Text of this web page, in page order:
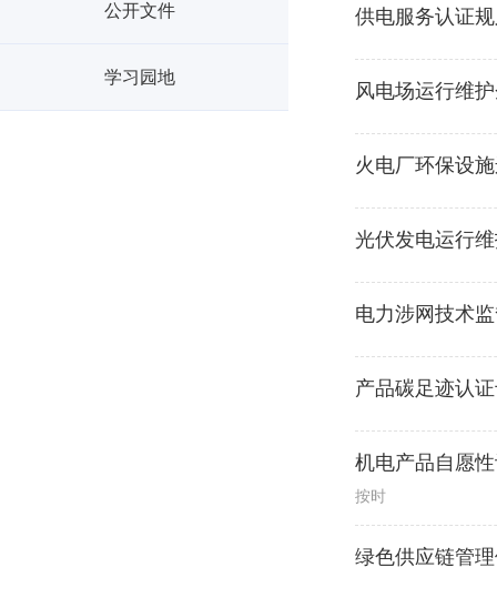
公开文件
学习园地
供电服务认证
风电场运行维
火电厂环保设
光伏发电运行
电力涉网技术
产品碳足迹认
机电产品自愿
按时
绿色供应链管